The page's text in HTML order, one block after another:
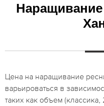
Цена на наращивание
варьироваться в
таких как объем